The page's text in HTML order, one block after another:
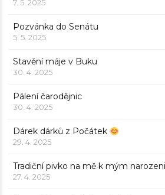
7. 5. 2025
Pozvánka do Senátu
5. 5. 2025
Stavění máje v Buku
30. 4. 2025
Pálení čarodějnic
30. 4. 2025
Dárek dárků z Počátek
29. 4. 2025
Tradiční pivko na mě k mým
27. 4. 2025